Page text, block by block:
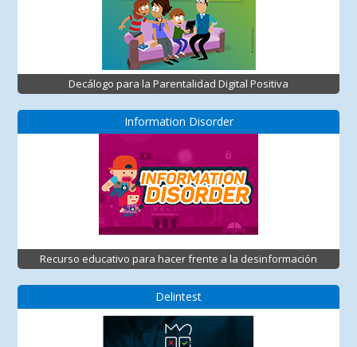
Decálogo para la Parentalidad Digital Positiva
Information Disorder
Recurso educativo para hacer frente a la desinformación
Delintest